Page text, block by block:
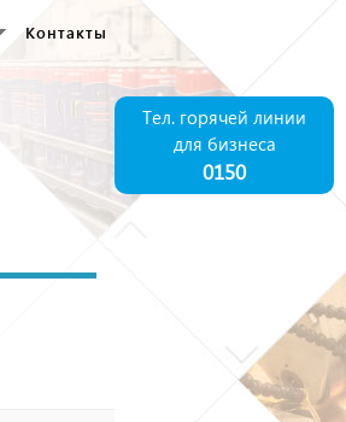
Контакты
Тел. горячей линии
для бизнеса
0150